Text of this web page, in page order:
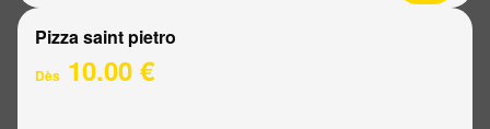
Pizza saint pietro
Dès 10.00 €